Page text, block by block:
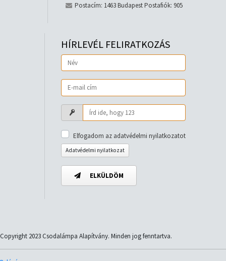
Postacím: 1463 Budapest Postafiók: 905
HÍRLEVÉL FELIRATKOZÁS
Elfogadom az adatvédelmi nyilatkozatot
Adatvédelmi nyilatkozat
ELKÜLDÖM
Copyright 2023 Csodalámpa Alapítvány. Minden jog fenntartva.